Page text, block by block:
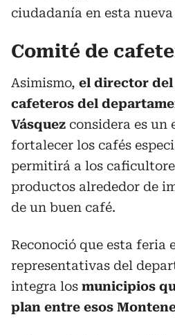
ciudadanía en esta
Comité de
Asimismo, el director
cafeteros del
Vásquez considera es un
fortalecer los cafés
permitirá a los
productos alrededor de
de un buen café.
Reconoció que esta feria
representativas del
integra los municipios
plan entre esos